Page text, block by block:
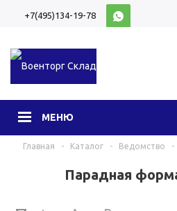
+7(495)134-19-78
МЕНЮ
Главная - Каталог - Ведомство -
Парадная